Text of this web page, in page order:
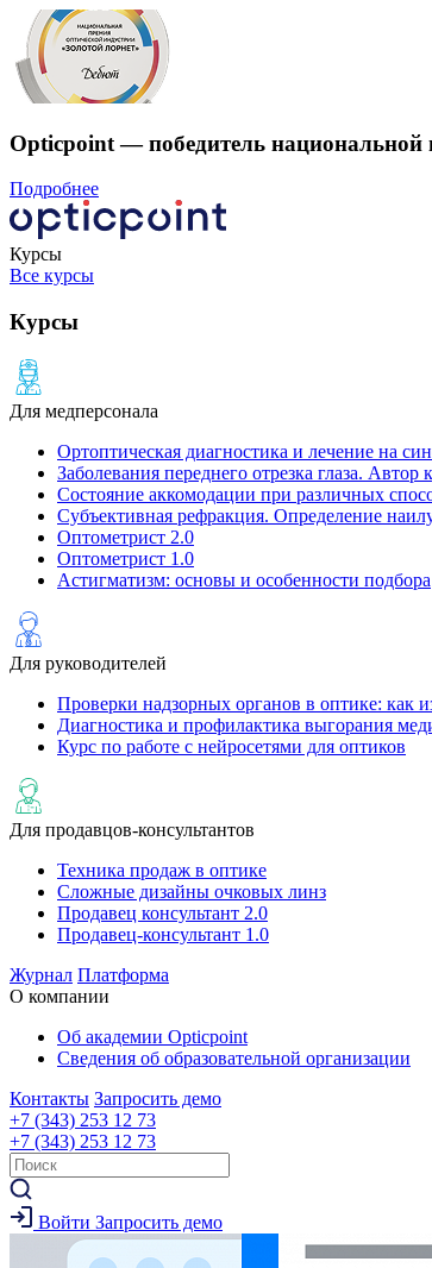
Opticpoint — победитель национальной
Подробнее
Курсы
Все курсы
Курсы
Для медперсонала
Ортоптическая диагностика и лечение на
Заболевания переднего отрезка глаза.
Состояние аккомодации при различных
Субъективная рефракция. Определение
Оптометрист 2.0
Оптометрист 1.0
Астигматизм: основы и особенности подбора
Для руководителей
Проверки надзорных органов в оптике: как
Диагностика и профилактика выгорания
Курс по работе с нейросетями для оптиков
Для продавцов-консультантов
Техника продаж в оптике
Сложные дизайны очковых линз
Продавец консультант 2.0
Продавец-консультант 1.0
Журнал Платформа
О компании
Об академии Opticpoint
Сведения об образовательной организации
Контакты Запросить демо
+7 (343) 253 12 73
+7 (343) 253 12 73
Войти Запросить демо